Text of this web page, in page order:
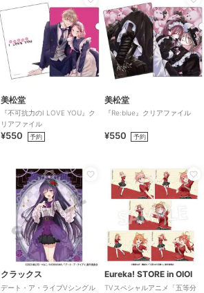
美松堂
『不可抗力のI LOVE YOU』ク
リアファイル
¥550 予約
美松堂
『Re:blue』クリアファイル
¥550 予約
クラックス
デート・ア・ライブVシングル
Eureka! STORE in OIOI
TVスペシャルアニメ「五等分